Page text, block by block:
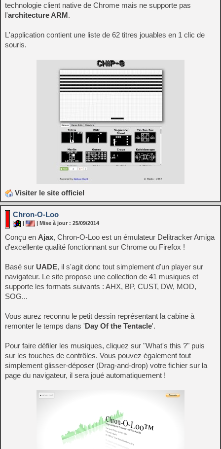
technologie client native de Chrome mais ne supporte pas
l'architecture ARM.
L'application contient une liste de 62 titres jouables en 1 clic de
souris.
Visiter le site officiel
Chron-O-Loo
| | Mise à jour : 25/09/2014
Conçu en Ajax, Chron-O-Loo est un émulateur Delitracker Amiga
d'excellente qualité fonctionnant sur Chrome ou Firefox !
Basé sur UADE, il s'agit donc tout simplement d'un player sur
navigateur. Le site propose une collection de 41 musiques et
supporte les formats suivants : AHX, BP, CUST, DW, MOD,
SOG...
Vous aurez reconnu le petit dessin représentant la cabine à
remonter le temps dans 'Day Of the Tentacle'.
Pour faire défiler les musiques, cliquez sur "What's this ?" puis
sur les touches de contrôles. Vous pouvez également tout
simplement glisser-déposer (Drag-and-drop) votre fichier sur la
page du navigateur, il sera joué automatiquement !